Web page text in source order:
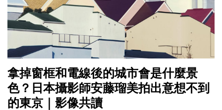
拿掉窗框和電線後的城市會是什麼景
色？日本攝影師安藤瑠美拍出意想不到
的東京｜影像共讀